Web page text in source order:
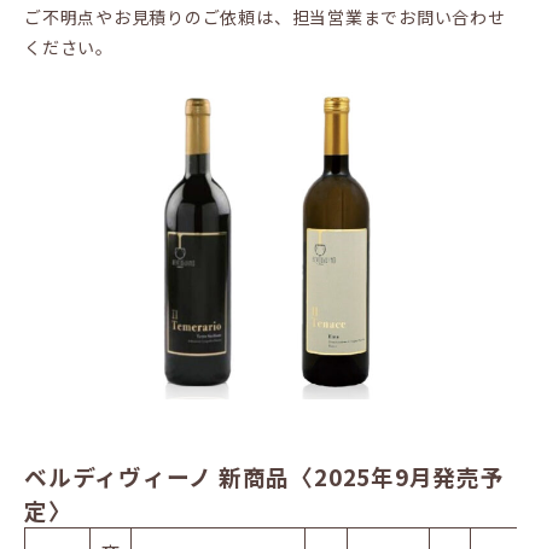
ご不明点やお見積りのご依頼は、担当営業までお問い合わせ
ください。
ベルディヴィーノ 新商品〈2025年9月発売予
定〉